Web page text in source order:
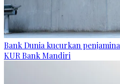
Bank Dunia kucurkan
KUR Bank Mandiri